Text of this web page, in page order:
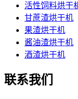
活性饲料烘干
甘蔗渣烘干机
果渣烘干机
酱油渣烘干机
酒渣烘干机
联系我们